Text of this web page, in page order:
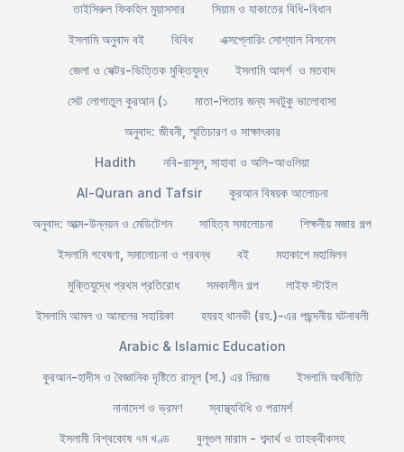
তাইসিরুল ফিকহিল মুয়াসসার
সিয়াম ও যাকাতের বিধি-বিধান
ইসলামি অনুবাদ বই
বিবিধ
এক্সপ্লোরিং সোশ্যাল বিসনেস
জেলা ও সেক্টর-ভিত্তিক মুক্তিযুদ্ধ
ইসলামি আদর্শ ও মতবাদ
সেট লোগাতুল কুরআন (১
মাতা-পিতার জন্য সবটুকু ভালোবাসা
অনুবাদ: জীবনী, স্মৃতিচারণ ও সাক্ষাৎকার
Hadith
নবি-রাসুল, সাহাবা ও অলি-আওলিয়া
Al-Quran and Tafsir
কুরআন বিষয়ক আলোচনা
অনুবাদ: আত্ম-উন্নয়ন ও মেডিটেশন
সাহিত্য সমালোচনা
শিক্ষনীয় মজার গল্প
ইসলামি গবেষণা, সমালোচনা ও প্রবন্ধ
বই
মহাকাশে মহামিলন
মুক্তিযুদ্ধে প্রথম প্রতিরোধ
সমকালীন গল্প
লাইফ স্টাইল
ইসলামি আমল ও আমলের সহায়িকা
হযরহ থানভী (রহ.)-এর পছন্দনীয় ঘটনাবলী
Arabic & Islamic Education
কুরআন-হাদীস ও বৈজ্ঞানিক দৃষ্টিতে রাসূল (সা.) এর মিরাজ
ইসলামি অর্থনীতি
নানাদেশ ও ভ্রমণ
স্বাস্থ্যবিধি ও পরামর্শ
ইসলামী বিশ্বকোষ ৭ম খণ্ড
বুলূগুল মারাম - শব্দার্থ ও তাহক্বীকসহ